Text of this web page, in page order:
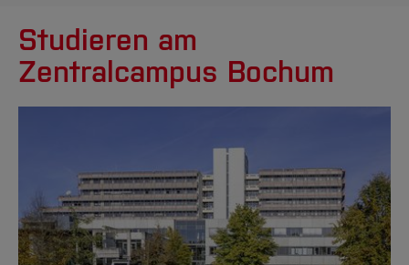
Studieren am
Zentralcampus Bochum